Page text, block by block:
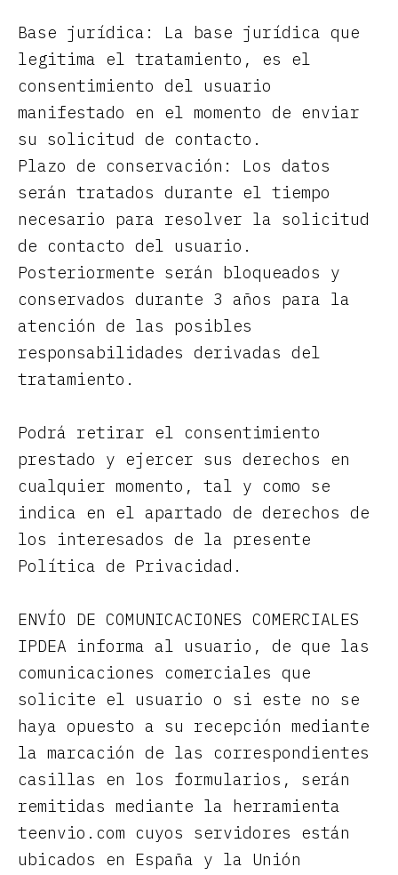
Base jurídica: La base jurídica que
legitima el tratamiento, es el
consentimiento del usuario
manifestado en el momento de enviar
su solicitud de contacto.
Plazo de conservación: Los datos
serán tratados durante el tiempo
necesario para resolver la solicitud
de contacto del usuario.
Posteriormente serán bloqueados y
conservados durante 3 años para la
atención de las posibles
responsabilidades derivadas del
tratamiento.
Podrá retirar el consentimiento
prestado y ejercer sus derechos en
cualquier momento, tal y como se
indica en el apartado de derechos de
los interesados de la presente
Política de Privacidad.
ENVÍO DE COMUNICACIONES COMERCIALES
IPDEA informa al usuario, de que las
comunicaciones comerciales que
solicite el usuario o si este no se
haya opuesto a su recepción mediante
la marcación de las correspondientes
casillas en los formularios, serán
remitidas mediante la herramienta
teenvio.com cuyos servidores están
ubicados en España y la Unión